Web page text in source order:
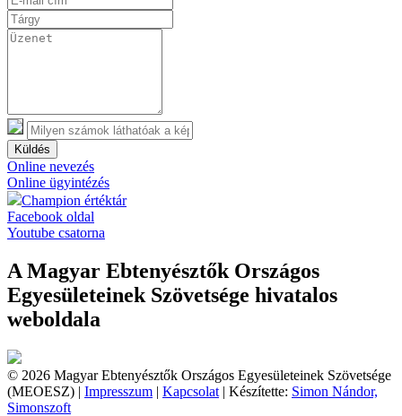
Küldés
Online nevezés
Online ügyintézés
Champion értéktár
Facebook oldal
Youtube csatorna
A Magyar Ebtenyésztők Országos
Egyesületeinek Szövetsége hivatalos
weboldala
© 2026 Magyar Ebtenyésztők Országos Egyesületeinek Szövetsége
(MEOESZ) | Impresszum | Kapcsolat | Készítette: Simon Nándor,
Simonszoft